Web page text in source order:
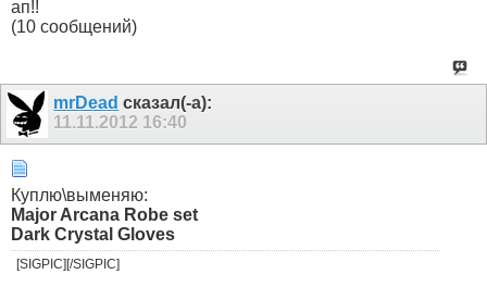
ап!!
(10 сообщений)
mrDead сказал(-а):
11.11.2012 16:40
Куплю\выменяю:
Major Arcana Robe set
Dark Crystal Gloves
[SIGPIC][/SIGPIC]